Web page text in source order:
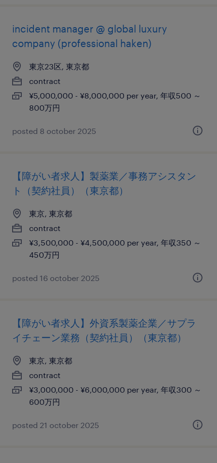
incident manager @ global luxury
company (professional haken)
東京23区, 東京都
contract
¥5,000,000 - ¥8,000,000 per year, 年収500 ～
800万円
posted 8 october 2025
【障がい者求人】製薬業／事務アシスタン
ト（契約社員）（東京都）
東京, 東京都
contract
¥3,500,000 - ¥4,500,000 per year, 年収350 ～
450万円
posted 16 october 2025
【障がい者求人】外資系製薬企業／サプラ
イチェーン業務（契約社員）（東京都）
東京, 東京都
contract
¥3,000,000 - ¥6,000,000 per year, 年収300 ～
600万円
posted 21 october 2025